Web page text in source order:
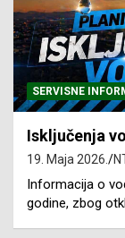
SERVISNE
Isključenja
19. Maja 2026.
Informacija o
godine, zbog